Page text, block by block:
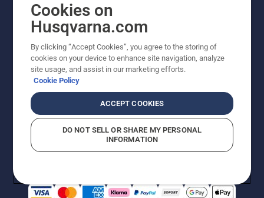
© Husqvarna AB (publ). Alle Rechte vorbehalten. Bei
den Preisangaben handelt es sich um unverbindliche
Preisempfehlungen in Euro inkl. der gesetzlichen
Preisempfehlungen (inkl. MwSt), es sei denn sie sind für
den direkten Kauf verfügbar.
Cookie-RichtlinieNutzungsbedingungen Datenschutzerklärung
Vermutete Verstöße melden
Cookies on
Husqvarna.com
By clicking “Accept Cookies”, you agree to the storing of
cookies on your device to enhance site navigation, analyze
site usage, and assist in our marketing efforts.
Cookie Policy
ACCEPT COOKIES
DO NOT SELL OR SHARE MY PERSONAL
INFORMATION